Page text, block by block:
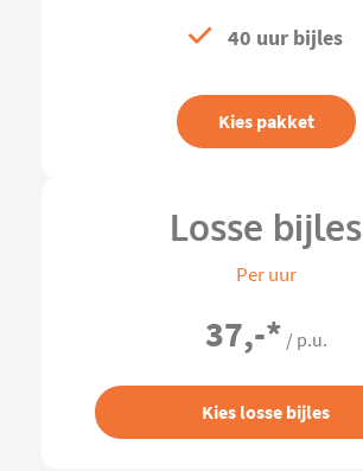
40 uur bijles
Kies pakket
Losse bijles
Per uur
37,-* / p.u.
Kies losse bijles